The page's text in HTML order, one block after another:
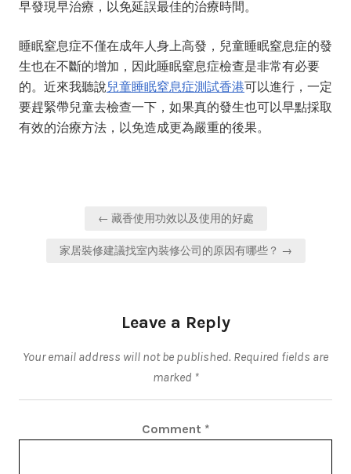
早發現早治療，以免延誤最佳的治療時間。
睡眠窒息症不僅在成年人身上高發，兒童睡眠窒息症的發
生也在不斷的增加，因此睡眠窒息症檢查是非常有必要
的。近來我聽說兒童睡眠窒息症測試香港可以進行，一定
要趕緊帶兒童去檢查一下，如果真的發生也可以早點採取
有效的治療方法，以免造成更為嚴重的後果。
← 藏香使用功效以及使用的好處
家居裝修建議找室內裝修公司的原因有哪些？ →
Leave a Reply
Your email address will not be published. Required fields are
marked *
Comment *